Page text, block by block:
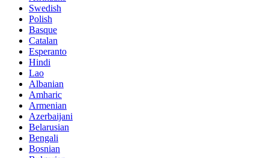
Swedish
Polish
Basque
Catalan
Esperanto
Hindi
Lao
Albanian
Amharic
Armenian
Azerbaijani
Belarusian
Bengali
Bosnian